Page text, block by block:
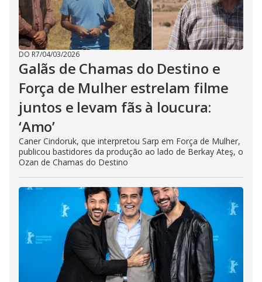
DO R7/04/03/2026
Galãs de Chamas do Destino e
Força de Mulher estrelam filme
juntos e levam fãs à loucura:
‘Amo’
Caner Cindoruk, que interpretou Sarp em Força de Mulher,
publicou bastidores da produção ao lado de Berkay Ateş, o
Ozan de Chamas do Destino